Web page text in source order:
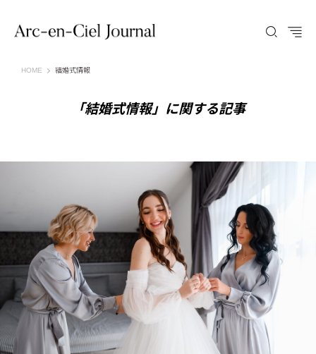
HOME Arc-en-Ciel Journal（アルカンシエル ジャーナル）
結婚式情報
「結婚式情報」に関する記事